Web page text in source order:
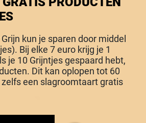
kun je sparen door middel
Bij elke 7 euro krijg je 1
je 10 Grijntjes gespaard hebt,
Dit kan oplopen tot 60
een slagroomtaart gratis